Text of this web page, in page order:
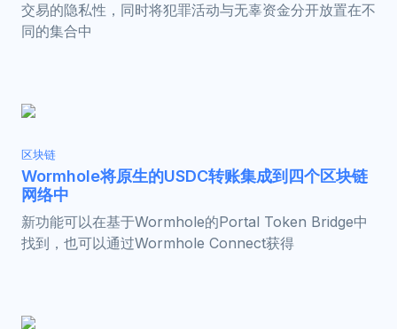
交易的隐私性，同时将犯罪活动与无辜资金分开放置在不
同的集合中
区块链
Wormhole将原生的USDC转账集成到四个区块链
网络中
新功能可以在基于Wormhole的Portal Token Bridge中
找到，也可以通过Wormhole Connect获得